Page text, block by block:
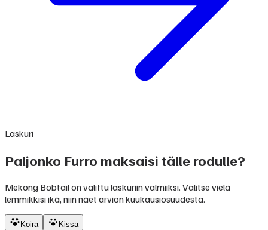
Laskuri
Paljonko Furro maksaisi tälle rodulle?
Mekong Bobtail on valittu laskuriin valmiiksi. Valitse vielä
lemmikkisi ikä, niin näet arvion kuukausiosuudesta.
Koira Kissa